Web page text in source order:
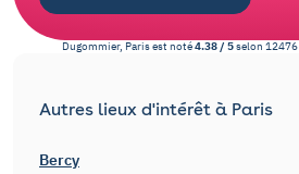
Dugommier, Parisest noté4.38/ 5selon 12476
Autres lieux d'intérêt à Paris
Bercy